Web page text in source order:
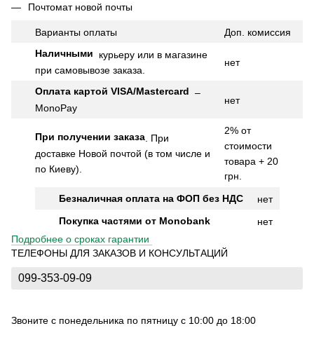
Почтомат новой почты
Варианты оплаты Доп. комиссия
Наличными курьеру или в магазине
при самовывозе заказа.
нет
Оплата картой VISA/Mastercard –
MonoPay
нет
При получении заказа При
доставке Новой почтой (в том числе и
по Киеву).
2% от
стоимости
товара + 20
грн.
Безналичная оплата на ФОП без НДС
нет
Покупка частями от Monobank
нет
Подробнее о сроках гарантии
ТЕЛЕФОНЫ ДЛЯ ЗАКАЗОВ И КОНСУЛЬТАЦИЙ
099-353-09-09
Звоните с понедельника по пятницу с 10:00 до 18:00